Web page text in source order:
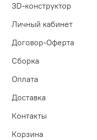
3D-конструктор
Личный кабинет
Договор-Оферта
Сборка
Оплата
Доставка
Контакты
Корзина